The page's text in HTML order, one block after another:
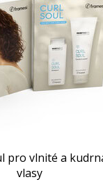
pro vlnité a
vlasy